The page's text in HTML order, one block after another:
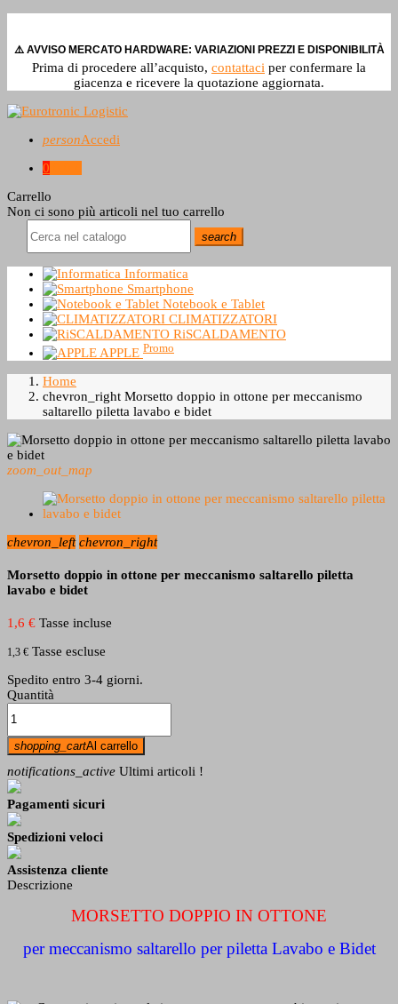
⚠️ AVVISO MERCATO HARDWARE: VARIAZIONI PREZZI E DISPONIBILITÀ
Prima di procedere all’acquisto, contattaci per confermare la
giacenza e ricevere la quotazione aggiornata.
personAccedi
0
Carrello
Non ci sono più articoli nel tuo carrello
search
Informatica
Smartphone
Notebook e Tablet
CLIMATIZZATORI
RiSCALDAMENTO
APPLE Promo
Home
chevron_right Morsetto doppio in ottone per meccanismo
saltarello piletta lavabo e bidet
zoom_out_map
chevron_left chevron_right
Morsetto doppio in ottone per meccanismo saltarello piletta
lavabo e bidet
1,6 € Tasse incluse
1,3 € Tasse escluse
Spedito entro 3-4 giorni.
Quantità
shopping_cartAl carrello
notifications_active Ultimi articoli !
Pagamenti sicuri
Spedizioni veloci
Assistenza cliente
Descrizione
MORSETTO DOPPIO IN OTTONE
per meccanismo saltarello per piletta Lavabo e Bidet